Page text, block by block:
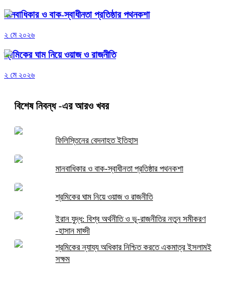
মানবাধিকার ও বাক-স্বাধীনতা প্রতিষ্ঠার পথনকশা
২ মে ২০২৬
শ্রমিকের ঘাম নিয়ে ওয়াজ ও রাজনীতি
২ মে ২০২৬
বিশেষ নিবন্ধ-এর আরও খবর
ফিলিস্তিনের বেদনাহত ইতিহাস
মানবাধিকার ও বাক-স্বাধীনতা প্রতিষ্ঠার পথনকশা
শ্রমিকের ঘাম নিয়ে ওয়াজ ও রাজনীতি
ইরান যুদ্ধ: বিশ্ব অর্থনীতি ও ভূ-রাজনীতির নতুন সমীকরণ
-হাসান মাহ্দী
শ্রমিকের ন্যায্য অধিকার নিশ্চিত করতে একমাত্র ইসলামই
সক্ষম